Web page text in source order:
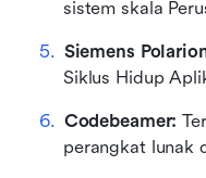
sistem skala
Siemens
Siklus Hidup
Codebeamer:
perangkat lunak